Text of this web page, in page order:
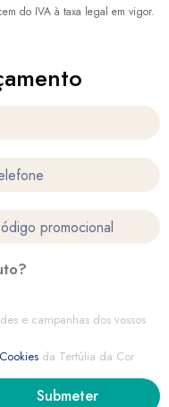
do IVA à taxa legal em vigor.
e campanhas dos vossos
da Tertúlia da Cor